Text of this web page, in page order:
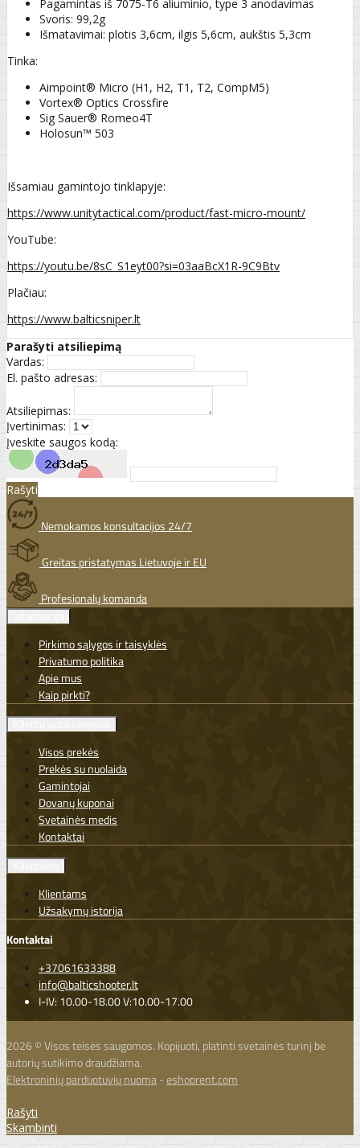
Pagamintas iš 7075-T6 aliuminio, type 3 anodavimas
Svoris: 99,2g
Išmatavimai: plotis 3,6cm, ilgis 5,6cm, aukštis 5,3cm
Tinka:
Aimpoint® Micro (H1, H2, T1, T2, CompM5)
Vortex® Optics Crossfire
Sig Sauer® Romeo4T
Holosun™ 503
Išsamiau gamintojo tinklapyje:
https://www.unitytactical.com/product/fast-micro-mount/
YouTube:
https://youtu.be/8sC_S1eyt00?si=03aaBcX1R-9C9Btv
Plačiau:
https://www.balticsniper.lt
Parašyti atsiliepimą
Vardas:
El. pašto adresas:
Atsiliepimas:
Įvertinimas:
Įveskite saugos kodą:
Rašyti
Nemokamos konsultacijos 24/7
Greitas pristatymas Lietuvoje ir EU
Profesionalų komanda
Pirkimo sąlygos ir taisyklės
Privatumo politika
Apie mus
Kaip pirkti?
Visos prekės
Prekės su nuolaida
Gamintojai
Dovanų kuponai
Svetainės medis
Kontaktai
Klientams
Užsakymų istorija
Kontaktai
+37061633388
info@balticshooter.lt
I-IV: 10.00-18.00 V:10.00-17.00
2026 © Visos teisės saugomos. Kopijuoti, platinti svetainės turinį be
autorių sutikimo draudžiama.
Elektroninių parduotuvių nuoma-eshoprent.com
Rašyti
Skambinti